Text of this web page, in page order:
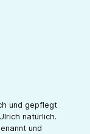
und gepflegt
natürlich.
und